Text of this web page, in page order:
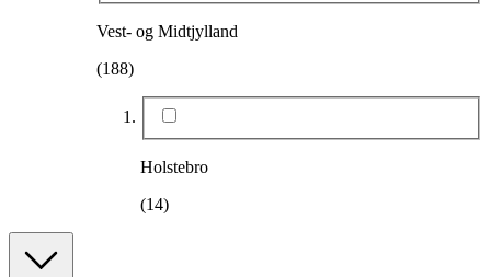
Vest- og Midtjylland
(188)
Holstebro
(14)